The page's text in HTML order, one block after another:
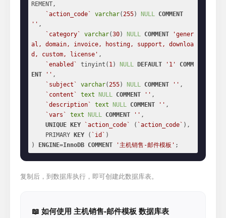
REMENT,
`action_code`
varchar(255) NULL COMMENT
'' ,
`category`
varchar(30) NULL COMMENT
'gener
al, domain, invoice, hosting, support, downloa
d, custom, license' ,
`enabled`
tinyint( 1) NULL DEFAULT '1'
COMM
ENT
'' ,
`subject`
varchar(255) NULL COMMENT '' ,
`content`
text NULL COMMENT '' ,
`description`
text NULL COMMENT '' ,
`vars`
text NULL COMMENT '' ,
UNIQUE
KEY `action_code` ( `action_code` ),
    PRIMARY
KEY ( `id` )
)
ENGINE=InnoDB COMMENT '主机销售-邮件模板' ;
复制后，到数据库执行，即可创建此数据库表。
📖 如何使用 主机销售-邮件模板 数据库表